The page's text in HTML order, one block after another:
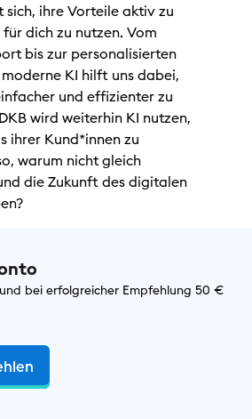
sich, ihre Vorteile aktiv zu
dich zu nutzen. Vom
bis zur personalisierten
KI hilft uns dabei,
und effizienter zu
wird weiterhin KI nutzen,
ihrer Kund*innen zu
warum nicht gleich
die Zukunft des digitalen
bei erfolgreicher Empfehlung 50 €